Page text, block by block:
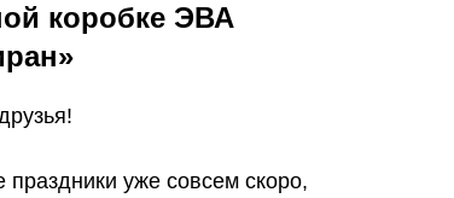
коробке ЭВА
праздники уже совсем скоро,